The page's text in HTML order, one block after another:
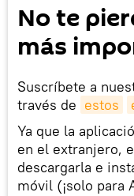
No te
más
Suscríbete a
través de estos
Ya que la
en el extranjero,
descargarla e
móvil (¡solo para